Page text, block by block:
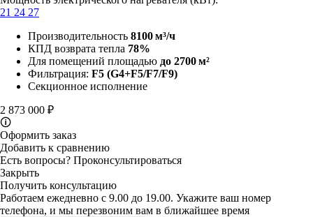
21 24 27
Производительность 8100 м³/ч
КПД возврата тепла 78%
Для помещений площадью до 2700 м²
Фильтрация: F5 (G4+F5/F7/F9)
Секционное исполнение
2 873 000 ₽
🛈
Оформить заказ
Добавить к сравнению
Есть вопросы? Проконсультироваться
Закрыть
Получить консультацию
Работаем ежедневно с 9.00 до 19.00. Укажите ваш номер
телефона, и мы перезвоним вам в ближайшее время